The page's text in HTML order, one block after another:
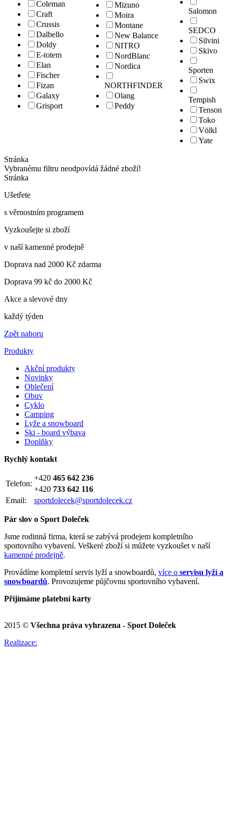
Coleman
Craft
Crussis
Dalbello
Doldy
E-totem
Elan
Fischer
Fizan
Galaxy
Grisport
Mizuno
Moira
Montane
New Balance
NITRO
NordBlanc
Nordica
NORTHFINDER
Olang
Peddy
Salomon
SEDCO
Silvini
Skivo
Sporten
Swix
Tempish
Tenson
Toko
Völkl
Yate
Stránka
Vybranému filtru neodpovídá žádné zboží!
Stránka
Ušetřete
s věrnostním programem
Vyzkoušejte si zboží
v naší kamenné prodejně
Doprava nad 2000 Kč zdarma
Doprava 99 kč do 2000 Kč
Akce a slevové dny
každý týden
Zpět nahoru
Produkty
Akční produkty
Novinky
Oblečení
Obuv
Cyklo
Camping
Lyže a snowboard
Ski - board výbava
Doplňky
Rychlý kontakt
Telefon:
+420 465 642 236
+420 733 642 116
Email:
sportdolecek@sportdolecek.cz
Pár slov o Sport Doleček
Jsme rodinná firma, která se zabývá prodejem kompletního
sportovního vybavení. Veškeré zboží si můžete vyzkoušet v naší
kamenné prodejně.
Provádíme kompletní servis lyží a snowboardů, více o servisu lyží a
snowboardů. Provozujeme půjčovnu sportovního vybavení.
Přijímáme platební karty
2015 © Všechna práva vyhrazena - Sport Doleček
Realizace: